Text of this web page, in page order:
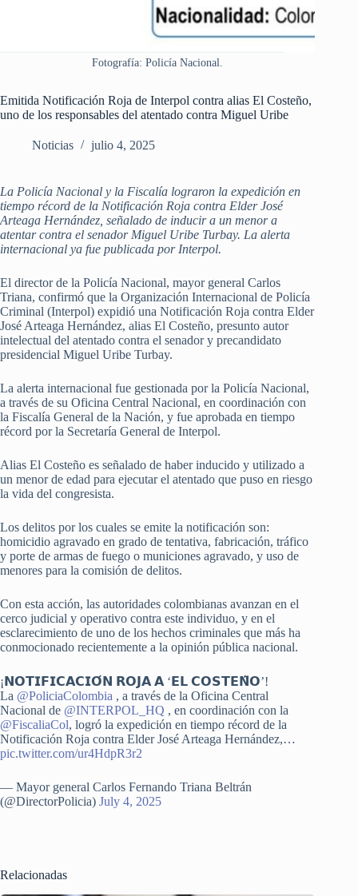
Fotografía: Policía Nacional.
Emitida Notificación Roja de Interpol contra alias El Costeño,
uno de los responsables del atentado contra Miguel Uribe
Noticias julio 4, 2025
La Policía Nacional y la Fiscalía lograron la expedición en
tiempo récord de la Notificación Roja contra Elder José
Arteaga Hernández, señalado de inducir a un menor a
atentar contra el senador Miguel Uribe Turbay. La alerta
internacional ya fue publicada por Interpol.
El director de la Policía Nacional, mayor general Carlos
Triana, confirmó que la Organización Internacional de Policía
Criminal (Interpol) expidió una Notificación Roja contra Elder
José Arteaga Hernández, alias El Costeño, presunto autor
intelectual del atentado contra el senador y precandidato
presidencial Miguel Uribe Turbay.
La alerta internacional fue gestionada por la Policía Nacional,
a través de su Oficina Central Nacional, en coordinación con
la Fiscalía General de la Nación, y fue aprobada en tiempo
récord por la Secretaría General de Interpol.
Alias El Costeño es señalado de haber inducido y utilizado a
un menor de edad para ejecutar el atentado que puso en riesgo
la vida del congresista.
Los delitos por los cuales se emite la notificación son:
homicidio agravado en grado de tentativa, fabricación, tráfico
y porte de armas de fuego o municiones agravado, y uso de
menores para la comisión de delitos.
Con esta acción, las autoridades colombianas avanzan en el
cerco judicial y operativo contra este individuo, y en el
esclarecimiento de uno de los hechos criminales que más ha
conmocionado recientemente a la opinión pública nacional.
¡𝗡𝗢𝗧𝗜𝗙𝗜𝗖𝗔𝗖𝗜𝗢́𝗡 𝗥𝗢𝗝𝗔 𝗔 ‘𝗘𝗟 𝗖𝗢𝗦𝗧𝗘𝗡̃𝗢’!
La @PoliciaColombia , a través de la Oficina Central
Nacional de @INTERPOL_HQ , en coordinación con la
@FiscaliaCol, logró la expedición en tiempo récord de la
Notificación Roja contra Elder José Arteaga Hernández,…
pic.twitter.com/ur4HdpR3r2
— Mayor general Carlos Fernando Triana Beltrán
(@DirectorPolicia) July 4, 2025
Relacionadas